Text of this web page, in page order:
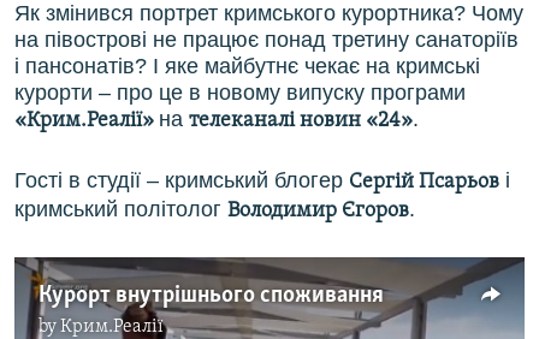
Як змінився портрет кримського курортника? Чому
на півострові не працює понад третину санаторіїв
і пансонатів? І яке майбутнє чекає на кримські
курорти – про це в новому випуску програми
«Крим.Реалії» на телеканалі новин «24».
Гості в студії – кримський блогер Сергій Псарьов і
кримський політолог Володимир Єгоров.
Курорт внутрішнього споживання
byКрим.Реалії